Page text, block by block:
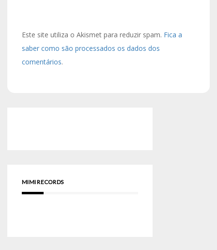
Este site utiliza o Akismet para reduzir spam. Fica a
saber como são processados os dados dos
comentários.
MIMI RECORDS